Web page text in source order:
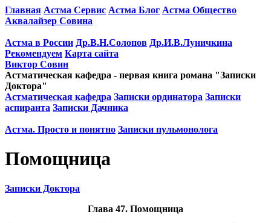
Главная Астма Сервис Астма Блог Астма Общество
Аквалайзер Совина
Астма в России Др.В.Н.Солопов Др.И.В.Луничкина
Рекомендуем Карта сайта
Виктор Совин
Астматическая кафедра - первая книга романа "Записки
Доктора"
Астматическая кафедра Записки ординатора Записки
аспиранта Записки Дачника
Астма. Просто и понятно Записки пульмонолога
Помощница
Записки Доктора
Глава 47. Помощница